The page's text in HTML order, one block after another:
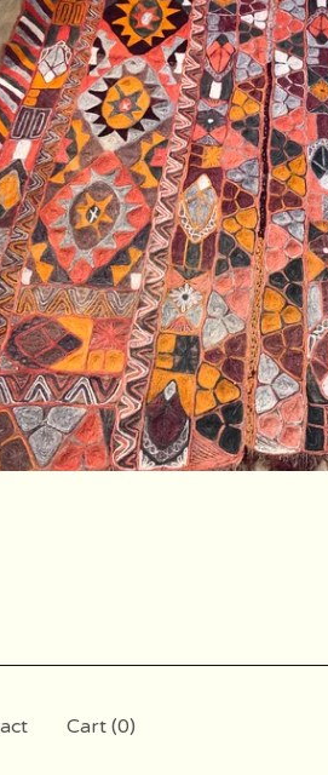
Cart (0)